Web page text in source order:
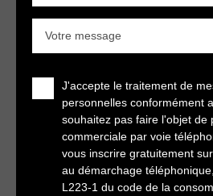
Votre message
J'accepte le traitement de
personnelles conformément
souhaitez pas faire l'objet de
commerciale par voie
vous inscrire gratuitement
au démarchage
L223-1 du code de la